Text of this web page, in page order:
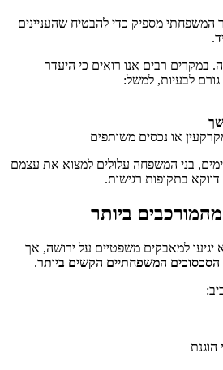
מספיק כדי להבטיח שהעניינים
במקרים רבים אנו רואים כי היעדר
לבעיות, למשל:
או נכסים משותפים
בני המשפחה עלולים למצוא את עצמם
בתקופות רגישות.
ביותר
למאבקים משפטיים על ירושה, אך
הסכסוכים המשפחתיים הקשים ביותר.